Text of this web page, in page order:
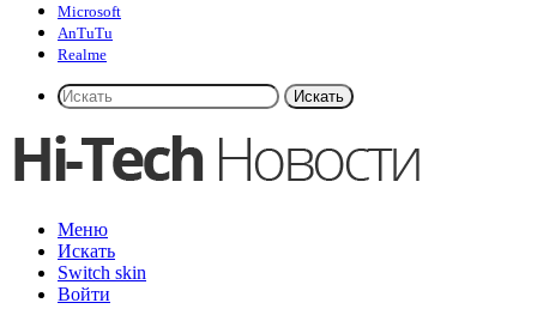
Microsoft
AnTuTu
Realme
Искать
Меню
Искать
Switch skin
Войти